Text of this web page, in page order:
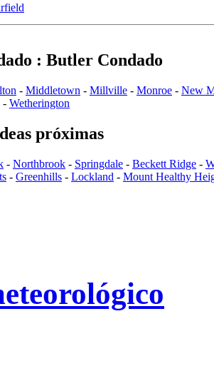
: Butler Condado
- Middletown - Millville - Monroe - New
- Wetherington
próximas
- Northbrook - Springdale - Beckett Ridge -
- Greenhills - Lockland - Mount Healthy